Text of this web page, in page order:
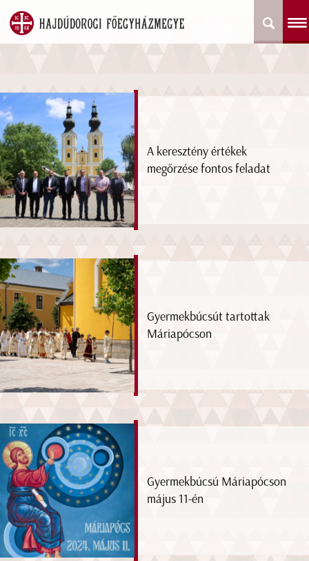
A keresztény értékek
megőrzése fontos feladat
Gyermekbúcsút tartottak
Máriapócson
Gyermekbúcsú Máriapócson
május 11-én